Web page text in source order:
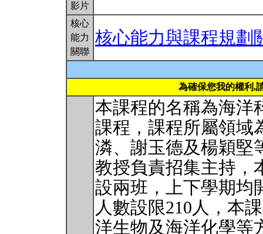
影片
核心
能力
關聯
核心能力與課程規劃
為確保您我的權利,
本課程的名稱為海洋
課程，課程所屬領域
潾、謝玉德及楊穎堅
教授負責招集主持，
設兩班，上下學期均
人數設限210人，本
洋生物及海洋化學等